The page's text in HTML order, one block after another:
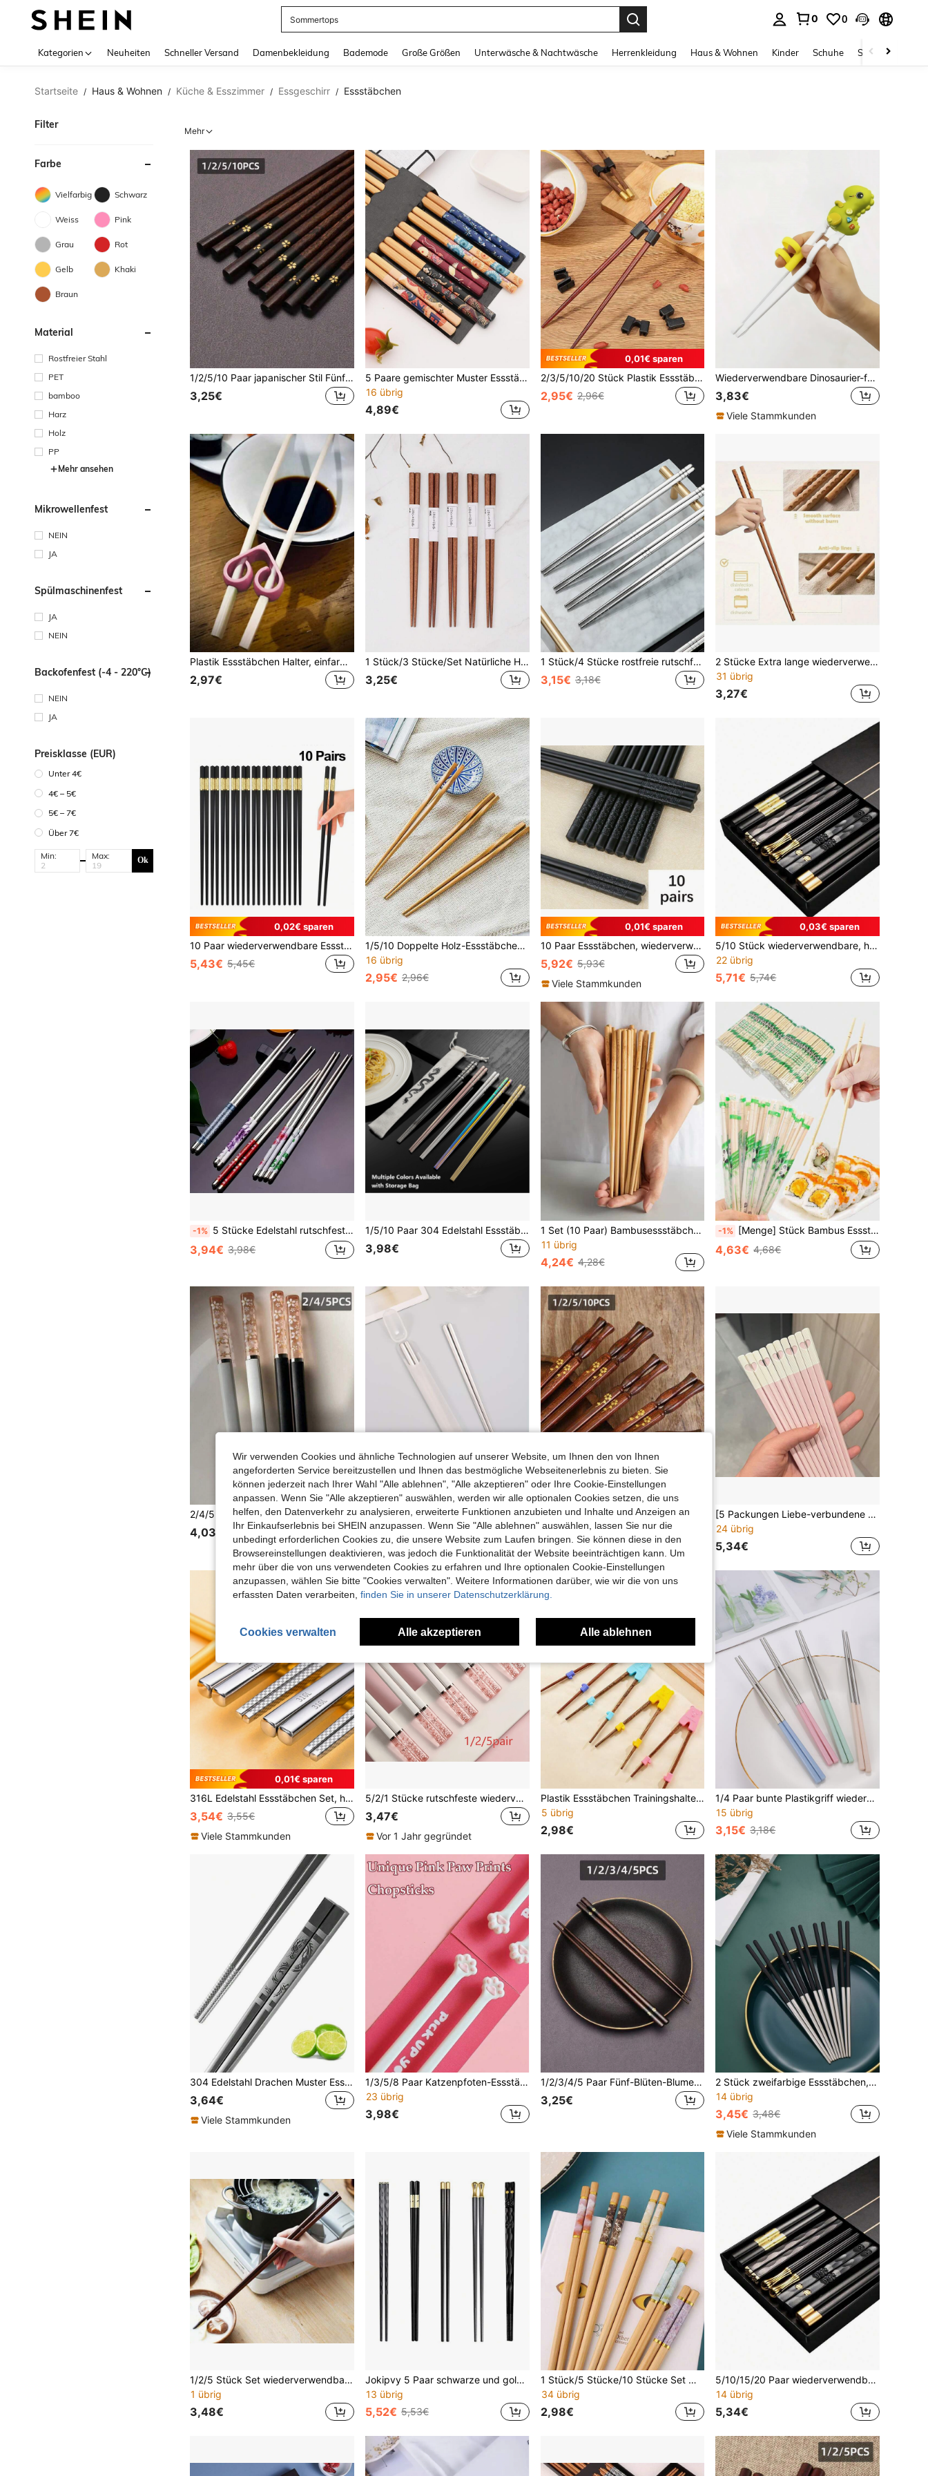
Sommertops
0 0
Kategorien Neuheiten Schneller Versand Damenbekleidung Bademode Große Größen Unterwäsche & Nachtwäsche Herrenkleidung Haus & Wohnen Kinder Schuhe Schmuck &
Startseite / Haus & Wohnen / Küche & Esszimmer / Essgeschirr / Essstäbchen
Filter
Farbe
Vielfarbig Schwarz
Weiss Pink
Grau Rot
Gelb Khaki
Braun
Material
Rostfreier Stahl
PET
bamboo
Harz
Holz
PP
Mehr ansehen
Mikrowellenfest
NEIN
JA
Spülmaschinenfest
JA
NEIN
Backofenfest (-4 - 220°C)
NEIN
JA
Preisklasse (EUR)
Unter 4€
4€ – 5€
5€ – 7€
Über 7€
Min: Max: Ok
Mehr
1/2/5/10 Paar japanischer Stil Fünf-Blüten-Blume Holzessstäbchen, bedruckte Holzessstäbchen für Zuhause, Familie, Servieren, Küchengeschirr-Set
3,25€
5 Paare gemischter Muster Essstäbchen Set, Küche, Weihnachtsgeschenk
16 übrig
4,89€
0,01€ sparen
2/3/5/10/20 Stück Plastik Essstäbchen Halter, einfarbig wiederverwendbar Essstäbchen Hilfsmittel, Anfänger Trainingstool, für alle Altersgruppen geeignet, wiederverwendbares Küchenhelfer, hilft beim Erlernen der Essstäbchen Nutzung, Catering Service Werkzeuge
2,95€ 2,96€
Wiederverwendbare Dinosaurier-förmige Trainingsstäbchen - farbiges Lernhilfsmittel, geeignet für Anfänger
3,83€
Viele Stammkunden
Plastik Essstäbchen Halter, einfarbige wiederverwendbare Essstäbchen Hilfsvorrichtung, geeignet für Anfänger Training, passend für alle Altersgruppen, wiederverwendbares Küchenhelfer, hilft Essstäbchen Fähigkeiten zu meistern, Geschirr und Essen
2,97€
1 Stück/3 Stücke/Set Natürliche Holz Essstäbchen, hochwertige rutschfeste spitze massive Holz Essstäbchen, chinesisches Geschirr, Heimgeschenke, wiederverwendbares Küchengeschirr, Holz Essstäbchen, unverzichtbar für Küche und Partys, Schulmaterial
3,25€
1 Stück/4 Stücke rostfreie rutschfeste Essstäbchen, Küche, Weihnachtsgeschenk, Schulmaterial
3,15€ 3,18€
2 Stücke Extra lange wiederverwendbare Holzstäbchen zum Rühren, Nudeln kochen & Fondue
31 übrig
3,27€
0,02€ sparen
10 Paar wiederverwendbare Essstäbchen, spülmaschinenfest, 24 cm Glasfaser Essstäbchen-Set, im japanischen/chinesischen/koreanischen Stil, rutschfest, einfach zu benutzen, geeignet für Zuhause, Hotel, Restaurant und Schule
5,43€ 5,45€
1/5/10 Doppelte Holz-Essstäbchen, Sushi-Essstäbchen, Reis-Essstäbchen, Pasta-Essstäbchen, wiederverwendbare Essstäbchen, spülmaschinenfest, Küchen-, Schul-Zubehör
16 übrig
2,95€ 2,96€
0,01€ sparen
10 Paar Essstäbchen, wiederverwendbare Essstäbchen spülmaschinenfest mit Kirschblütenmuster, 24cm/9,44 Zoll
5,92€ 5,93€
Viele Stammkunden
0,03€ sparen
5/10 Stück wiederverwendbare, haltbare Sushi-Essstäbchen, Besteck-Set aus Metalllegierung, antibakteriell, rutschfest, schimmelresistent, Schulbedarf
22 übrig
5,71€ 5,74€
-1% 5 Stücke Edelstahl rutschfeste wiederverwendbare Essstäbchen, elegantes Edelstahl Essstäbchen Set, hochwertige wiederverwendbare Edelstahl Essstäbchen, Edelstahl Essstäbchen | rutschfest und wiederverwendbar, leicht zu reinigen | geeignet für Zuhause, Hotel, Restaurant, Party, Bankett, Geschäft | ideal für Sushi, Nudeln und asiatische Küche | Essbesteck, Besteck Set
3,94€ 3,98€
1/5/10 Paar 304 Edelstahl Essstäbchen, Laser Drachen Muster, rutschfest verlängert, mit Tragetasche, wiederverwendbares Besteck für Zuhause/Büro/Camping, Mehrfarbige Optionen, Schwarz & Farbige Sets
3,98€
1 Set (10 Paar) Bambusessstäbchen, grundlegendes Haushaltsbesteck
11 übrig
4,24€ 4,28€
-1% [Menge] Stück Bambus Essstäbchen, einzeln verpackt, kleine runde Form, hygienisch & tragbar, Sushi Küchenutensilien für Sushi, Nudeln und Lieferessen - glatter Anti-Rutsch-Griff
4,63€ 4,68€
2/4/5 Paar Kirschblüten-Bernstein-Essstäbchen, kreative individuelle Servier-Essstäbchen, rutschfeste, hitzebeständige Legierungs-Essstäbchen, Küchen-Tischwaren-Set
4,03€
-1% 2 Stück Edelstahl Essstäbchen & 1 Stück Aufbewahrungsbox, Küche, Weihnachtsgeschenk, Schulmaterial
3,94€ 3,98€ 3,33€
[5 Packungen Liebe-verbundene rosa Essstäbchen] 24cm romantisches Geschirr - Herzförmiges Design wenn zusammengestellt, süßes Paar-Geschenk für Valentinstag/Hochzeit/Jahrestag (spülmaschinenfest), Schulmaterial
24 übrig
5,34€
0,01€ sparen
316L Edelstahl Essstäbchen Set, hochwertig rutschfest, schimmelresistent, quadratische silberne Geschenkbox, lange Essstäbchen für Erwachsene für Zuhause, Hotel & Restaurant Gebrauch, Schulmaterial, Weihnachtsgeschenk
3,54€ 3,55€
Viele Stammkunden
5/2/1 Stücke rutschfeste wiederverwendbare Kirschblüten-Essstäbchen, geeignet für Restaurant, Zuhause, Party und Reisen - kreative Küchenutensilien, machen das Essen einfacher und komfortabler, Küchenzubehör, Weihnachtsgeschenk, Lernmaterialien
3,47€
Vor 1 Jahr gegründet
Plastik Essstäbchen Trainingshalter, einfarbig, wiederverwendbares Essstäbchen Hilfsmittel, geeignet zum Üben für alle Altersgruppen, wiederverwendbares Küchenhelfer, hilft beim Erlernen von Essstäbchen, Besteck und Geschirr Fähigkeiten
5 übrig
2,98€
1/4 Paar bunte Plastikgriff wiederverwendbare Essstäbchen Set, hitzefest und rutschfest, Weihnachtsgeschenk, Schulbedarf
15 übrig
3,15€ 3,18€
304 Edelstahl Drachen Muster Essstäbchen, 1 Paar/4 Paar, Schulbedarf
3,64€
Viele Stammkunden
1/3/5/8 Paar Katzenpfoten-Essstäbchen - 1 Paar Katzen-Essstäbchen, süße lustige rosa Pfotenabdrücke, wiederverwendbare leichte rutschfeste Essstäbchen mit Griff, Katzen-Thema, lustige Geschenkidee für Freundinnen und Katzenliebhaber
23 übrig
3,98€
1/2/3/4/5 Paar Fünf-Blüten-Blume japanischer Stil Handwerks-Holzstäbchen, bedruckte Holzstäbchen, Servierstäbchen für Zuhause und Familie, Massivholzstäbchen, Küchengeschirr-Set
3,25€
2 Stück zweifarbige Essstäbchen, minimalistisch aus Edelstahl für Esszimmer, Küche, Weihnachtsgeschenk, Schulbedarf
14 übrig
3,45€ 3,48€
Viele Stammkunden
1/2/5 Stück Set wiederverwendbare extra lange Holzstäbchen, geeignet für Heißer Topf, Kochen und Braten Küchenutensilien, mit einfacher Bedienung und präziser Kontrolle, Schulmaterial
1 übrig
3,48€
Jokipvy 5 Paar schwarze und goldene rutschfeste Essstäbchen Set, koreanische Lebensmittel Sushi Stäbchen, wiederverwendbare gesunde Essstäbchen Set für Party, Restaurant, Schule
13 übrig
5,52€ 5,53€
1 Stück/5 Stücke/10 Stücke Set Marmormuster Bambus Essstäbchen, moderne Mode, unverzichtbar für Restaurant, Küche, Schule, Party, zufällige Farbe
34 übrig
2,98€
5/10/15/20 Paar wiederverwendbare, langanhaltend Sushi-Essstäbchen aus Legierung, chinesische Essstäbchen, Küchen-Tischwaren-Set, antibakteriell, rutschfest, schimmelresistent
14 übrig
5,34€
Wir verwenden Cookies und ähnliche Technologien auf unserer Website, um Ihnen den von Ihnen
angeforderten Service bereitzustellen und Ihnen das bestmögliche Webseitenerlebnis zu bieten. Sie
können jederzeit nach Ihrer Wahl "Alle ablehnen", "Alle akzeptieren" oder Ihre Cookie-Einstellungen
anpassen. Wenn Sie "Alle akzeptieren" auswählen, werden wir alle optionalen Cookies setzen, die uns
helfen, den Datenverkehr zu analysieren, erweiterte Funktionen anzubieten und Inhalte und Anzeigen an
Ihr Einkaufserlebnis bei SHEIN anzupassen. Wenn Sie "Alle ablehnen" auswählen, lassen Sie nur die
unbedingt erforderlichen Cookies zu, die unsere Website zum Laufen bringen. Sie können diese in den
Browsereinstellungen deaktivieren, was jedoch die Funktionalität der Website beeinträchtigen kann. Um
mehr über die von uns verwendeten Cookies zu erfahren und Ihre optionalen Cookie-Einstellungen
anzupassen, wählen Sie bitte "Cookies verwalten". Weitere Informationen darüber, wie wir die von uns
erfassten Daten verarbeiten, finden Sie in unserer Datenschutzerklärung.
Cookies verwalten Alle akzeptieren Alle ablehnen